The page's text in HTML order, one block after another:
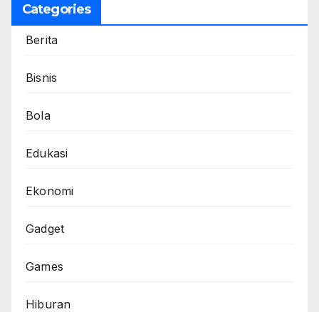
Categories
Berita
Bisnis
Bola
Edukasi
Ekonomi
Gadget
Games
Hiburan